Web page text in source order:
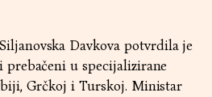
Davkova potvrdila je
prebačeni u specijalizirane
Grčkoj i Turskoj. Ministar